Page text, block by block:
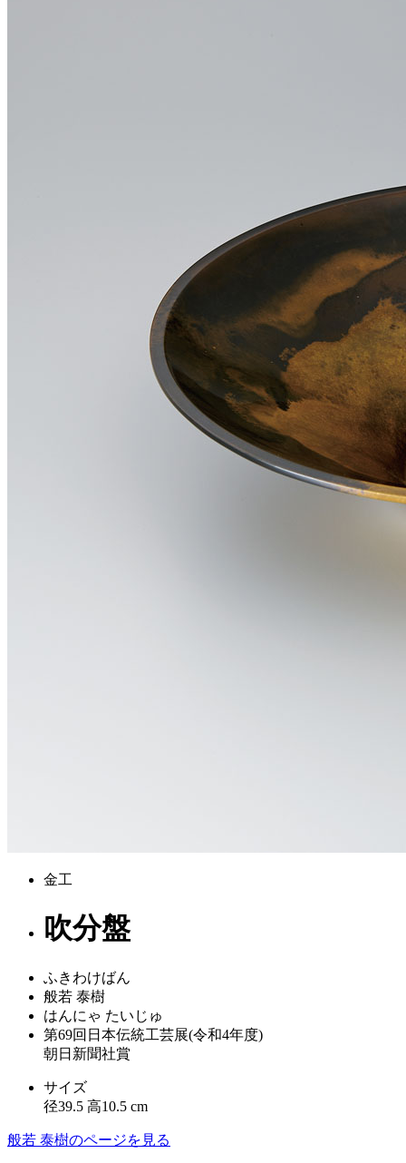
金工
吹分盤
ふきわけばん
般若 泰樹
はんにゃ たいじゅ
第69回日本伝統工芸展(令和4年度)
朝日新聞社賞
サイズ
径39.5 高10.5 cm
般若 泰樹のページを見る